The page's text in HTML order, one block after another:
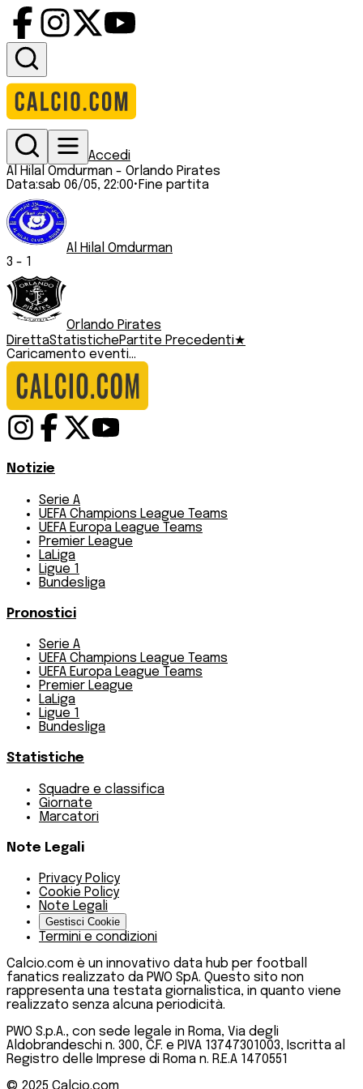
Accedi
Al Hilal Omdurman - Orlando Pirates
Data:sab 06/05, 22:00• Fine partita
Al Hilal Omdurman
3 - 1
Orlando Pirates
DirettaStatistichePartite Precedenti★
Caricamento eventi...
Notizie
Serie A
UEFA Champions League Teams
UEFA Europa League Teams
Premier League
LaLiga
Ligue 1
Bundesliga
Pronostici
Serie A
UEFA Champions League Teams
UEFA Europa League Teams
Premier League
LaLiga
Ligue 1
Bundesliga
Statistiche
Squadre e classifica
Giornate
Marcatori
Note Legali
Privacy Policy
Cookie Policy
Note Legali
Gestisci Cookie
Termini e condizioni
Calcio.com è un innovativo data hub per football
fanatics realizzato da PWO SpA. Questo sito non
rappresenta una testata giornalistica, in quanto viene
realizzato senza alcuna periodicità.
PWO S.p.A., con sede legale in Roma, Via degli
Aldobrandeschi n. 300, C.F. e P.IVA 13747301003, Iscritta al
Registro delle Imprese di Roma n. R.E.A 1470551